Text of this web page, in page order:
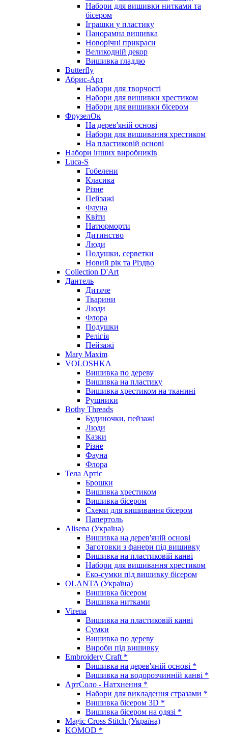
Набори для вишивки нитками та
бісером
Іграшки у пластику
Панорамна вишивка
Новорічні прикраси
Великодній декор
Вишивка гладдю
Butterfly
Абрис-Арт
Набори для творчості
Набори для вишивки хрестиком
Набори для вишивки бісером
ФрузелОк
На дерев'яній основі
Набори для вишивання хрестиком
На пластиковій основі
Набори інших виробників
Luca-S
Гобелени
Класика
Різне
Пейзажі
Фауна
Квіти
Натюрморти
Дитинство
Люди
Подушки, серветки
Новий рік та Різдво
Collection D'Art
Дантель
Дитяче
Тварини
Люди
Флора
Подушки
Релігія
Пейзажі
Mary Maxim
VOLOSHKA
Вишивка по дереву
Вишивка на пластику
Вишивка хрестиком на тканині
Рушники
Bothy Threads
Будиночки, пейзажі
Люди
Казки
Різне
Фауна
Флора
Тела Артіс
Брошки
Вишивка хрестиком
Вишивка бісером
Схеми для вишивання бісером
Папертоль
Alisena (Україна)
Вишивка на дерев'яній основі
Заготовки з фанери під вишивку
Вишивка на пластиковій канві
Набори для вишивання хрестиком
Еко-сумки під вишивку бісером
OLANTA (Україна)
Вишивка бісером
Вишивка нитками
Virena
Вишивка на пластиковій канві
Сумки
Вишивка по дереву
Вироби під вишивку
Embroidery Craft *
Вишивка на дерев'яній основі *
Вишивка на водорозчинній канві *
АртСоло - Натхнення *
Набори для викладення стразами *
Вишивка бісером 3D *
Вишивка бісером на одязі *
Magic Cross Stitch (Україна)
KOMOD *